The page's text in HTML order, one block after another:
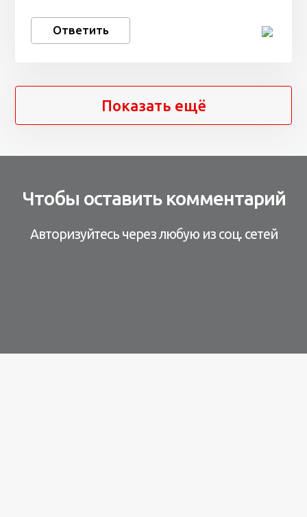
Ответить
Показать ещё
Чтобы оставить комментарий
Авторизуйтесь через любую из соц. сетей